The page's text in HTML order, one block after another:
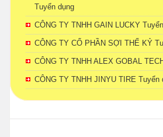
Tuyển dụng
CÔNG TY TNHH GAIN LUCKY
CÔNG TY CỔ PHẦN SỢI THẾ KỶ
CÔNG TY TNHH ALEX GOBAL
CÔNG TY TNHH JINYU TIRE Tuyển